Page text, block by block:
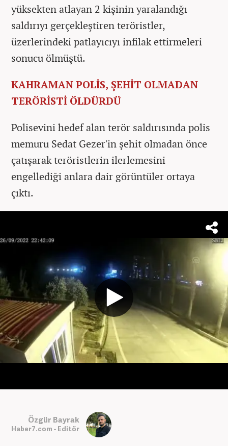
yüksekten atlayan 2 kişinin yaralandığı
saldırıyı gerçekleştiren teröristler,
üzerlerindeki patlayıcıyı infilak ettirmeleri
sonucu ölmüştü.
KAHRAMAN POLİS, ŞEHİT OLMADAN
TERÖRİSTİ ÖLDÜRDÜ
Polisevini hedef alan terör saldırısında polis
memuru Sedat Gezer'in şehit olmadan önce
çatışarak teröristlerin ilerlemesini
engellediği anlara dair görüntüler ortaya
çıktı.
Özgür Bayrak
Haber7.com - Editör